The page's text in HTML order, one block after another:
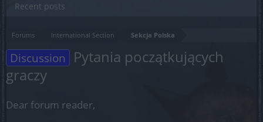
Forums International Section Sekcja Polska
Discussion
Pytania początkujących
graczy
Dear forum reader,
Recent posts